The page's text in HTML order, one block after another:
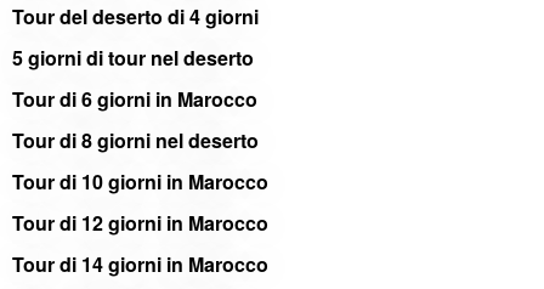
Tour del deserto di 4 giorni
5 giorni di tour nel deserto
Tour di 6 giorni in Marocco
Tour di 8 giorni nel deserto
Tour di 10 giorni in Marocco
Tour di 12 giorni in Marocco
Tour di 14 giorni in Marocco